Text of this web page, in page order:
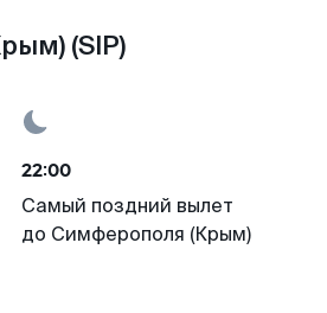
(SIP)
22:00
Самый поздний вылет
до Симферополя (Крым)